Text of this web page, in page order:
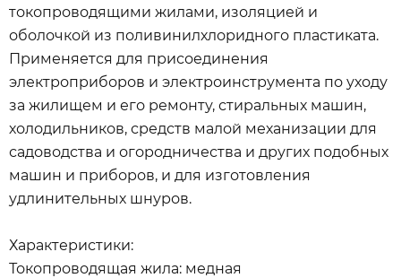
токопроводящими жилами, изоляцией и
оболочкой из поливинилхлоридного пластиката.
Применяется для присоединения
электроприборов и электроинструмента по уходу
за жилищем и его ремонту, стиральных машин,
холодильников, средств малой механизации для
садоводства и огородничества и других подобных
машин и приборов, и для изготовления
удлинительных шнуров.
Характеристики:
Токопроводящая жила: медная